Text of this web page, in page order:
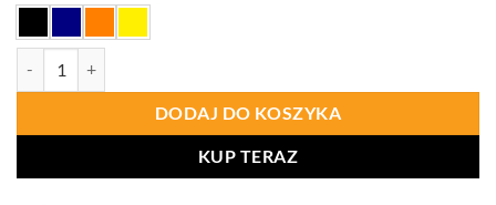
DODAJ DO KOSZYKA
KUP TERAZ